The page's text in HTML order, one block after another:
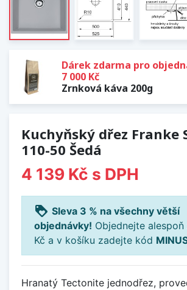
Dárek zdarma pro
7 000 Kč
Zrnková káva 200g
Kuchyňský dřez Franke
110-50 Šedá
4 139 Kč s DPH
loyalty Sleva 3 % na všechny větší
objednávky! Objednejte
Kč a v košíku zadejte kód
Hranatý Tectonite jednodřez,